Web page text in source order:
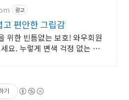
광고
고 편안한 그립감
위한 빈틈없는 보호! 와우회원
요. 누렇게 변색 걱정 없는 휴대
기